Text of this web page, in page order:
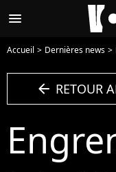
menu
Accueil Dernières news
arrow_left RETOUR